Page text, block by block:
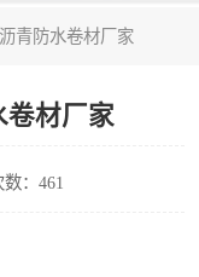
青防水卷材厂家
卷材厂家
：461
水卷材
防水卷材